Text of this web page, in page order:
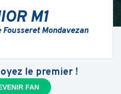
M1
Fousseret Mondavezan
le premier !
FAN